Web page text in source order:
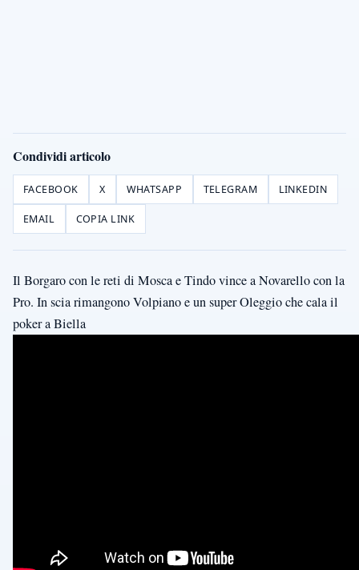
Condividi articolo
FACEBOOK X WHATSAPP TELEGRAM LINKEDIN
EMAIL COPIA LINK
Il Borgaro con le reti di Mosca e Tindo vince a Novarello con la
Pro. In scia rimangono Volpiano e un super Oleggio che cala il
poker a Biella